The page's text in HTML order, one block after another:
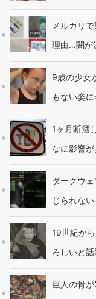
メルカリ
理由…闇が
9歳の少女
もない姿
1ヶ月断酒
なに影響
ダークウ
じられな
19世紀か
ろしいと
巨人の骨